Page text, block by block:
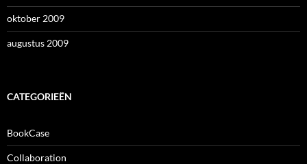
oktober 2009
augustus 2009
CATEGORIEËN
BookCase
Collaboration